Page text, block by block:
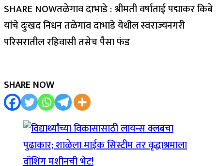
SHARE NOWतळेगाव दाभाडे : श्रीमती वर्षाताई पद्माकर किबे
यांचे दुःखद निधन तळेगाव दाभाडे येथील स्वराज्यनगरी
परिसरातील रहिवासी तसेच पैसा फंड
SHARE NOW